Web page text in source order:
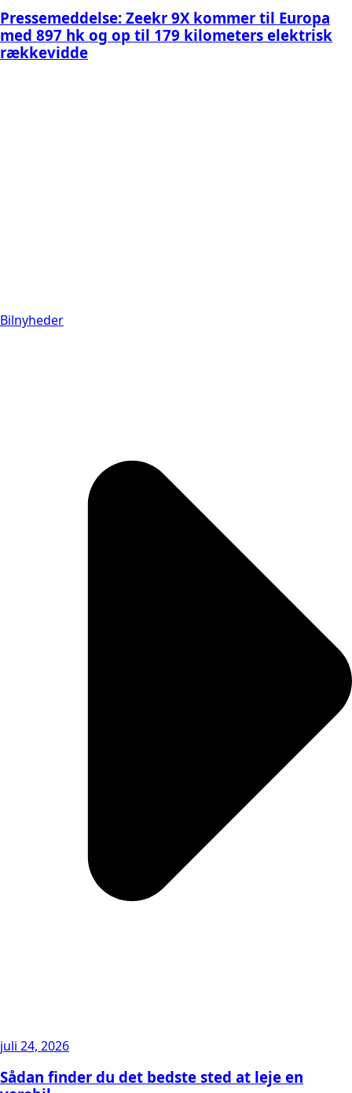
Pressemeddelse: Zeekr 9X kommer til Europa
med 897 hk og op til 179 kilometers elektrisk
rækkevidde
Bilnyheder
juli 24, 2026
Sådan finder du det bedste sted at leje en